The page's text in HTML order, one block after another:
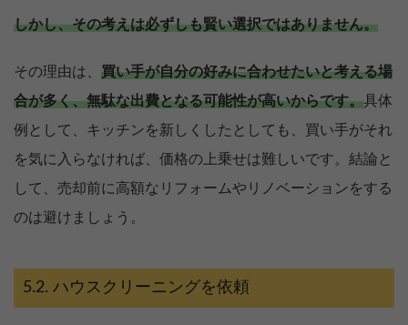
しかし、その考えは必ずしも賢い選択ではありません。
その理由は、 買い手が自分の好みに合わせたいと考える場
合が多く、無駄な出費となる可能性が高いからです。具体
例として、キッチンを新しくしたとしても、買い手がそれ
を気に入らなければ、価格の上乗せは難しいです。結論と
して、売却前に高額なリフォームやリノベーションをする
のは避けましょう。
ハウスクリーニングを依頼
決めている
まず価格を